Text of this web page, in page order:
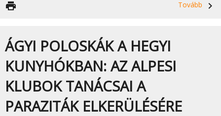
Tovább navigate_next
print
ÁGYI POLOSKÁK A HEGYI
KUNYHÓKBAN: AZ ALPESI
KLUBOK TANÁCSAI A
PARAZITÁK ELKERÜLÉSÉRE